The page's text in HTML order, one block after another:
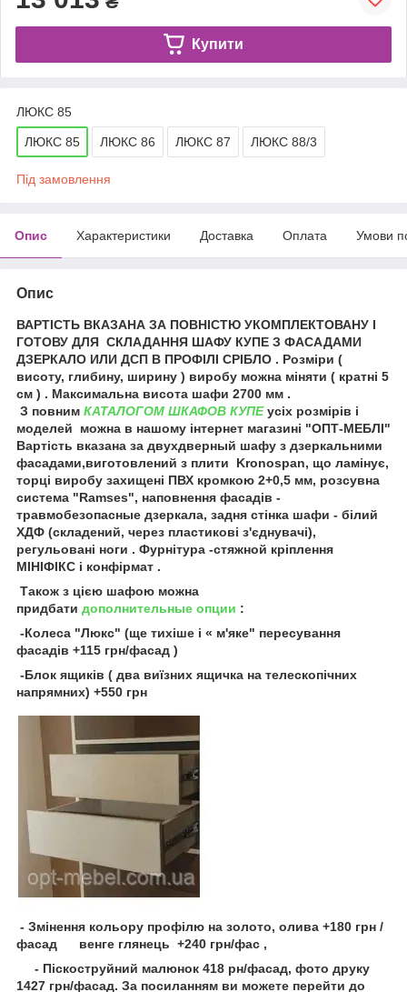
Купити
ЛЮКС 85
ЛЮКС 85 ЛЮКС 86 ЛЮКС 87 ЛЮКС 88/3
Під замовлення
Опис Характеристики Доставка Оплата Умови
Опис
ВАРТІСТЬ ВКАЗАНА ЗА ПОВНІСТЮ УКОМПЛЕКТОВАНУ І
ГОТОВУ ДЛЯ СКЛАДАННЯ ШАФУ КУПЕ З ФАСАДАМИ
ДЗЕРКАЛО ИЛИ ДСП В ПРОФІЛІ СРІБЛО . Розміри (
висоту, глибину, ширину ) виробу можна міняти ( кратні 5
см ) . Максимальна висота шафи 2700 мм .
З повним КАТАЛОГОМ ШКАФОВ КУПЕусіх розмірів і
моделей можна в нашому інтернет магазині "ОПТ-МЕБЛІ"
Вартість вказана за двухдверный шафу з дзеркальними
фасадами,виготовлений з плити Kronospan, що ламінує,
торці виробу захищені ПВХ кромкою 2+0,5 мм, розсувна
система "Ramses", наповнення фасадів -
травмобезопасные дзеркала, задня стінка шафи - білий
ХДФ (складений, через пластикові з'єднувачі),
регульовані ноги . Фурнітура -стяжной кріплення
МІНІФІКС і конфірмат .
Також з цією шафою можна
придбати дополнительные опции :
-Колеса "Люкс" (ще тихіше і « м'яке" пересування
фасадів +115 грн/фасад )
-Блок ящиків ( два виїзних ящичка на телескопічних
напрямних) +550 грн
- Змінення кольору профілю на золото, олива +180 грн /
фасад венге глянець +240 грн/фас ,
- Піскоструйний малюнок 418 рн/фасад, фото друку
1427 грн/фасад. За посиланням ви можете перейти до